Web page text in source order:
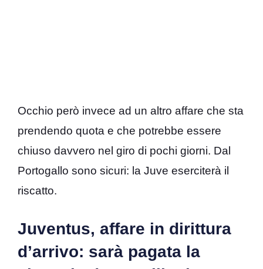
Occhio però invece ad un altro affare che sta
prendendo quota e che potrebbe essere
chiuso davvero nel giro di pochi giorni. Dal
Portogallo sono sicuri: la Juve eserciterà il
riscatto.
Juventus, affare in dirittura
d’arrivo: sarà pagata la